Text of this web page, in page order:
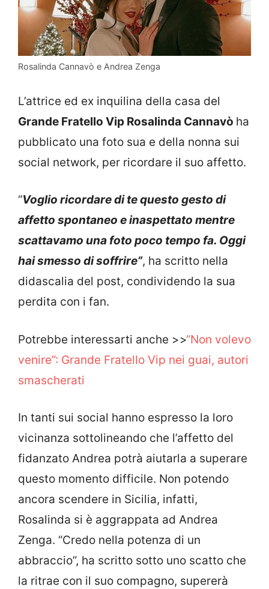
Rosalinda Cannavò e Andrea Zenga
L’attrice ed ex inquilina della casa del
Grande Fratello Vip Rosalinda Cannavò ha
pubblicato una foto sua e della nonna sui
social network, per ricordare il suo affetto.
“Voglio ricordare di te questo gesto di
affetto spontaneo e inaspettato mentre
scattavamo una foto poco tempo fa. Oggi
hai smesso di soffrire”, ha scritto nella
didascalia del post, condividendo la sua
perdita con i fan.
Potrebbe interessarti anche >>“Non volevo
venire”: Grande Fratello Vip nei guai, autori
smascherati
In tanti sui social hanno espresso la loro
vicinanza sottolineando che l’affetto del
fidanzato Andrea potrà aiutarla a superare
questo momento difficile. Non potendo
ancora scendere in Sicilia, infatti,
Rosalinda si è aggrappata ad Andrea
Zenga. “Credo nella potenza di un
abbraccio”, ha scritto sotto uno scatto che
la ritrae con il suo compagno, supererà